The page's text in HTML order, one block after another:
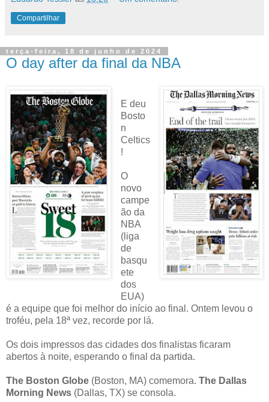
Compartilhar
terça-feira, 18 de junho de 2024
O day after da final da NBA
E deu
Bosto
n
Celtics
!
O
novo
campe
ão da
NBA
(liga
de
basqu
ete
dos
EUA)
é a equipe que foi melhor do início ao final. Ontem levou o
troféu, pela 18ª vez, recorde por lá.
Os dois impressos das cidades dos finalistas ficaram
abertos à noite, esperando o final da partida.
The Boston Globe (Boston, MA) comemora. The Dallas
Morning News (Dallas, TX) se consola.